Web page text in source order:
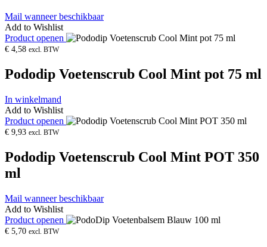
Mail wanneer beschikbaar
Add to Wishlist
Product openen
€ 4,58 excl. BTW
Pododip Voetenscrub Cool Mint pot 75 ml
In winkelmand
Add to Wishlist
Product openen
€ 9,93 excl. BTW
Pododip Voetenscrub Cool Mint POT 350
ml
Mail wanneer beschikbaar
Add to Wishlist
Product openen
€ 5,70 excl. BTW